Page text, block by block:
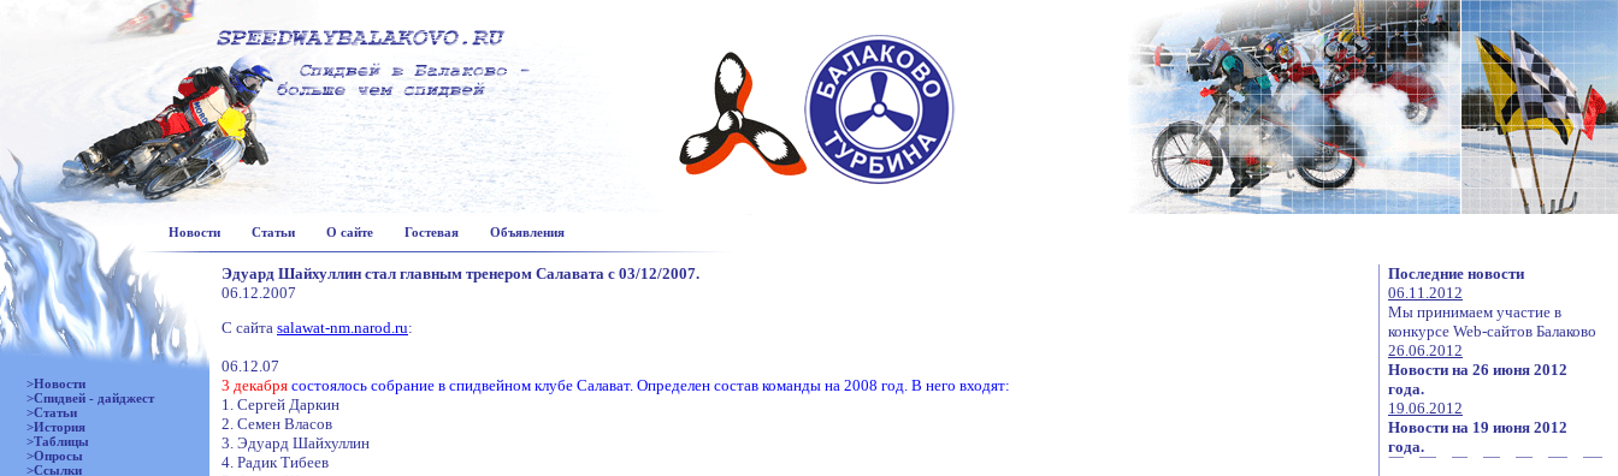
Новости Статьи О сайте Гостевая Объявления
>Новости
>Спидвей - дайджест
>Статьи
>История
>Таблицы
>Опросы
>Ссылки
Эдуард Шайхуллин стал главным тренером Салавата с 03/12/2007.
06.12.2007
С сайта salawat-nm.narod.ru:
06.12.07
3 декабря состоялось собрание в спидвейном клубе Салават. Определен состав команды на 2008 год. В него входят:
1. Сергей Даркин
2. Семен Власов
3. Эдуард Шайхуллин
4. Радик Тибеев
Последние новости
06.11.2012
Мы принимаем участие в
конкурсе Web-сайтов Балаково
26.06.2012
Новости на 26 июня 2012
года.
19.06.2012
Новости на 19 июня 2012
года.